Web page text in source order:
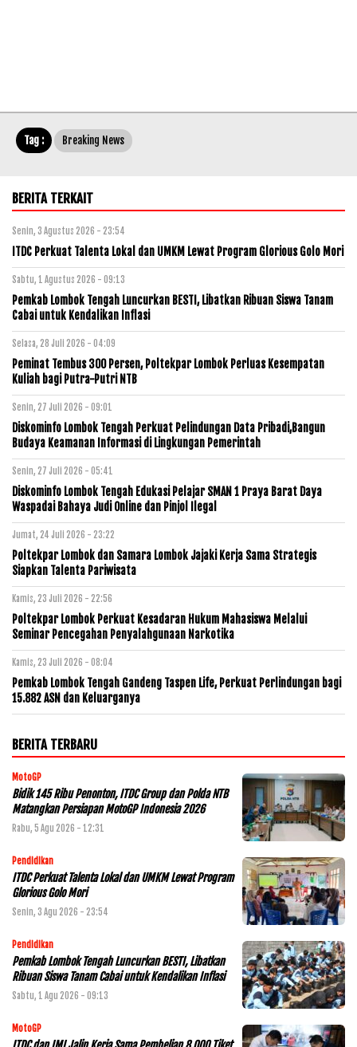
Tag : Breaking News
BERITA TERKAIT
Senin, 3 Agustus 2026 - 23:54
ITDC Perkuat Talenta Lokal dan UMKM Lewat Program Glorious Golo Mori
Sabtu, 1 Agustus 2026 - 09:13
Pemkab Lombok Tengah Luncurkan BESTI, Libatkan Ribuan Siswa Tanam
Cabai untuk Kendalikan Inflasi
Selasa, 28 Juli 2026 - 04:09
Peminat Tembus 300 Persen, Poltekpar Lombok Perluas Kesempatan
Kuliah bagi Putra-Putri NTB
Senin, 27 Juli 2026 - 09:01
Diskominfo Lombok Tengah Perkuat Pelindungan Data Pribadi,Bangun
Budaya Keamanan Informasi di Lingkungan Pemerintah
Senin, 27 Juli 2026 - 05:41
Diskominfo Lombok Tengah Edukasi Pelajar SMAN 1 Praya Barat Daya
Waspadai Bahaya Judi Online dan Pinjol Ilegal
Jumat, 24 Juli 2026 - 23:22
Poltekpar Lombok dan Samara Lombok Jajaki Kerja Sama Strategis
Siapkan Talenta Pariwisata
Kamis, 23 Juli 2026 - 22:56
Poltekpar Lombok Perkuat Kesadaran Hukum Mahasiswa Melalui
Seminar Pencegahan Penyalahgunaan Narkotika
Kamis, 23 Juli 2026 - 08:04
Pemkab Lombok Tengah Gandeng Taspen Life, Perkuat Perlindungan bagi
15.882 ASN dan Keluarganya
BERITA TERBARU
MotoGP
Bidik 145 Ribu Penonton, ITDC Group dan Polda NTB
Matangkan Persiapan MotoGP Indonesia 2026
Rabu, 5 Agu 2026 - 12:31
Pendidikan
ITDC Perkuat Talenta Lokal dan UMKM Lewat Program
Glorious Golo Mori
Senin, 3 Agu 2026 - 23:54
Pendidikan
Pemkab Lombok Tengah Luncurkan BESTI, Libatkan
Ribuan Siswa Tanam Cabai untuk Kendalikan Inflasi
Sabtu, 1 Agu 2026 - 09:13
MotoGP